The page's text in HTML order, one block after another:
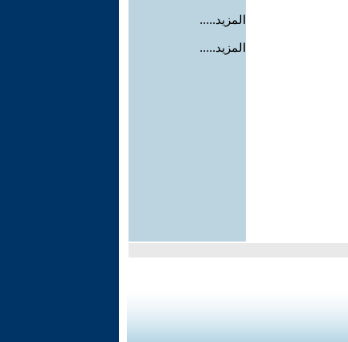
المزيد.....
المزيد.....